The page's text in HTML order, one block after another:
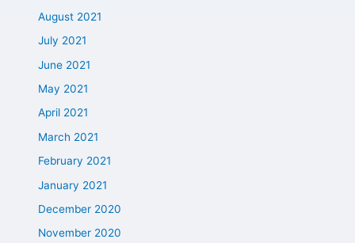
August 2021
July 2021
June 2021
May 2021
April 2021
March 2021
February 2021
January 2021
December 2020
November 2020